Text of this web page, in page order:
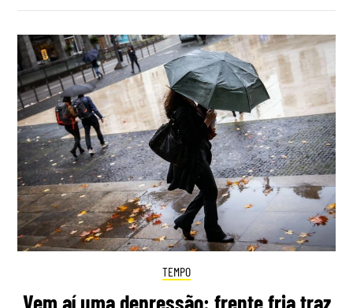
TEMPO
Vem aí uma depressão: frente fria traz